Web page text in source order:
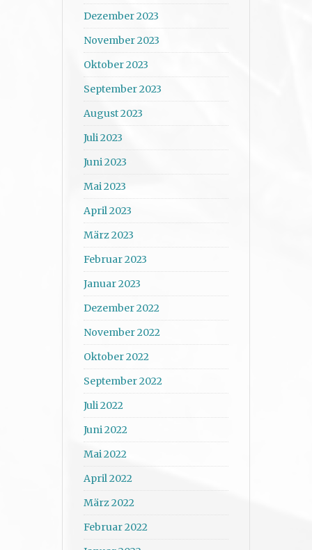
Dezember 2023
November 2023
Oktober 2023
September 2023
August 2023
Juli 2023
Juni 2023
Mai 2023
April 2023
März 2023
Februar 2023
Januar 2023
Dezember 2022
November 2022
Oktober 2022
September 2022
Juli 2022
Juni 2022
Mai 2022
April 2022
März 2022
Februar 2022